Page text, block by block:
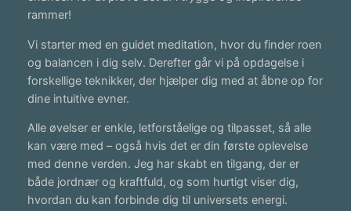
9
9
0
0
k
n
t
a
l
rammer!
Vi starter med en guidet meditation, hvor du finder roen
og balancen i dig selv. Derefter går vi på opdagelse i
forskellige teknikker, der hjælper dig med at åbne op for
dine intuitive evner.
Alle øvelser er enkle, letforståelige og tilpasset, så alle
kan være med – også hvis det er din første oplevelse
med denne verden. Jeg har skabt en tilgang, der er
både jordnær og kraftfuld, og som hurtigt viser dig,
hvordan du kan forbinde dig til universets energi.